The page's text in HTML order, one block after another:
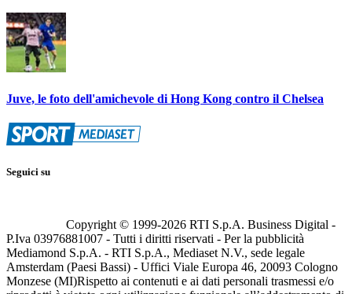
Juve, le foto dell'amichevole di Hong Kong contro il Chelsea
Seguici su
Copyright © 1999-2026 RTI S.p.A. Business Digital -
P.Iva 03976881007 - Tutti i diritti riservati - Per la pubblicità
Mediamond S.p.A. - RTI S.p.A., Mediaset N.V., sede legale
Amsterdam (Paesi Bassi) - Uffici Viale Europa 46, 20093 Cologno
Monzese (MI)Rispetto ai contenuti e ai dati personali trasmessi e/o